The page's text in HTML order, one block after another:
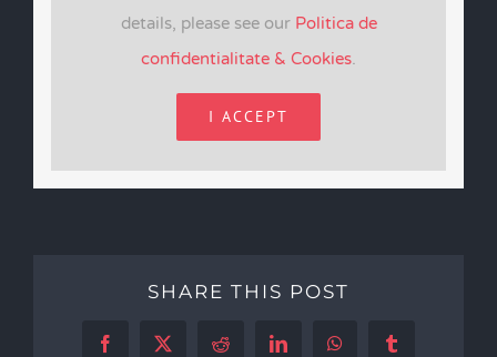
details, please see our Politica de
confidentialitate & Cookies.
I ACCEPT
SHARE THIS POST
Facebook
X Reddit LinkedInWhatsAppTumblr